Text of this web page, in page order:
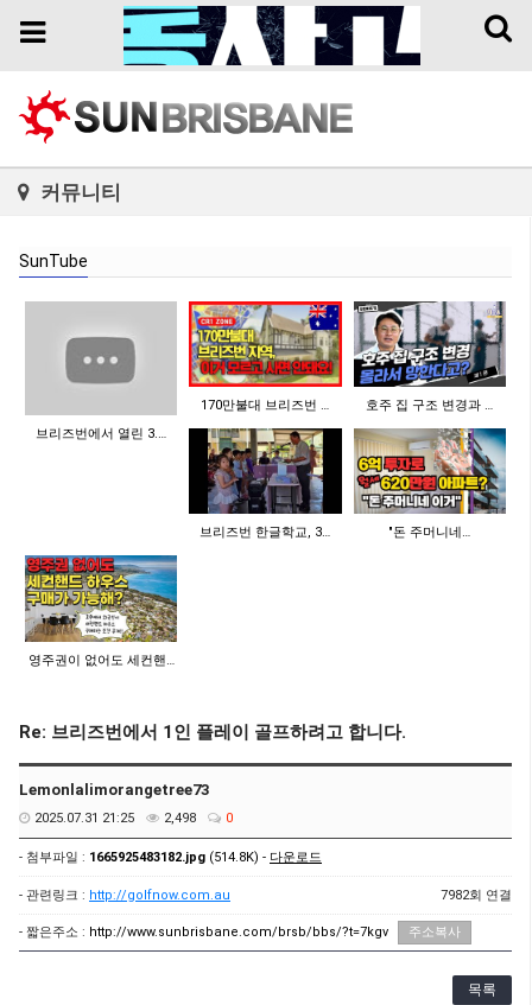
Toggle
Toggle
커뮤니티
SunTube
브리즈번에서 열린 3.…
170만불대 브리즈번 … 호주 집 구조 변경과 …
브리즈번 한글학교, 3… "돈 주머니네…
영주권이 없어도 세컨핸…
Re: 브리즈번에서 1인 플레이 골프하려고 합니다.
Lemonlalimorangetree73
2025.07.31 21:25 2,498 0
- 첨부파일 : 1665925483182.jpg (514.8K) - 다운로드
- 관련링크 : http://golfnow.com.au 7982회 연결
- 짧은주소 : http://www.sunbrisbane.com/brsb/bbs/?t=7kgv 주소복사
목록